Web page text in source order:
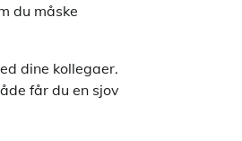
du måske
dine kollegaer.
får du en sjov